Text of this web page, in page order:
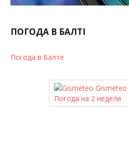
ПОГОДА В БАЛТІ
Погода в Балте
Gismeteo
Погода на 2 недели